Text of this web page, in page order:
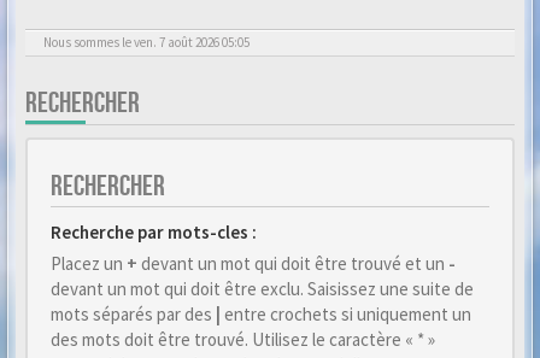
Nous sommes le ven. 7 août 2026 05:05
RECHERCHER
RECHERCHER
Recherche par mots-cles :
Placez un + devant un mot qui doit être trouvé et un -
devant un mot qui doit être exclu. Saisissez une suite de
mots séparés par des | entre crochets si uniquement un
des mots doit être trouvé. Utilisez le caractère « * »